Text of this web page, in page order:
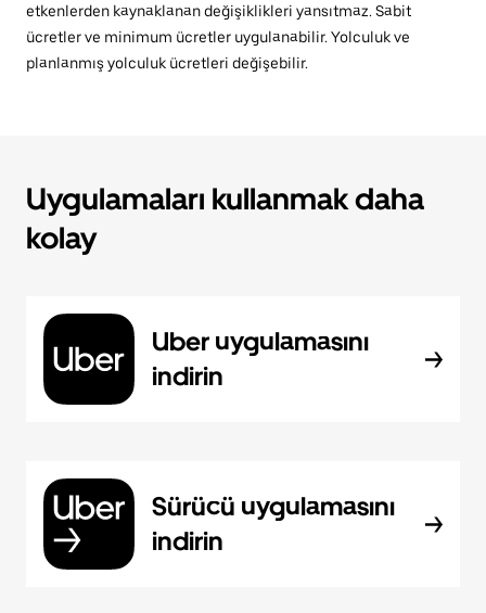
etkenlerden kaynaklanan değişiklikleri yansıtmaz. Sabit
ücretler ve minimum ücretler uygulanabilir. Yolculuk ve
planlanmış yolculuk ücretleri değişebilir.
Uygulamaları kullanmak daha
kolay
Uber uygulamasını
indirin
Sürücü uygulamasını
indirin